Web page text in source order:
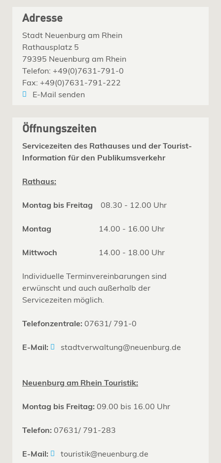
Adresse
Stadt Neuenburg am Rhein
Rathausplatz 5
79395 Neuenburg am Rhein
Telefon: +49(0)7631-791-0
Fax: +49(0)7631-791-222
E-Mail senden
Öffnungszeiten
Servicezeiten des Rathauses und der Tourist-
Information für den Publikumsverkehr
Rathaus:
Montag bis Freitag 08.30 - 12.00 Uhr
Montag 14.00 - 16.00 Uhr
Mittwoch 14.00 - 18.00 Uhr
Individuelle Terminvereinbarungen sind
erwünscht und auch außerhalb der
Servicezeiten möglich.
Telefonzentrale: 07631/ 791-0
E-Mail: stadtverwaltung@neuenburg.de
Neuenburg am Rhein Touristik:
Montag bis Freitag: 09.00 bis 16.00 Uhr
Telefon: 07631/ 791-283
E-Mail: touristik@neuenburg.de